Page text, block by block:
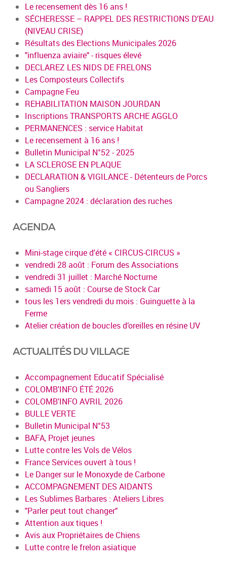
Le recensement dès 16 ans !
SÉCHERESSE – RAPPEL DES RESTRICTIONS D'EAU
(NIVEAU CRISE)
Résultats des Elections Municipales 2026
"influenza aviaire" - risques élevé
DECLAREZ LES NIDS DE FRELONS
Les Composteurs Collectifs
Campagne Feu
REHABILITATION MAISON JOURDAN
Inscriptions TRANSPORTS ARCHE AGGLO
PERMANENCES : service Habitat
Le recensement à 16 ans !
Bulletin Municipal N°52 - 2025
LA SCLEROSE EN PLAQUE
DECLARATION & VIGILANCE - Détenteurs de Porcs
ou Sangliers
Campagne 2024 : déclaration des ruches
AGENDA
Mini-stage cirque d'été « CIRCUS-CIRCUS »
vendredi 28 août : Forum des Associations
vendredi 31 juillet : Marché Nocturne
samedi 15 août : Course de Stock Car
tous les 1ers vendredi du mois : Guinguette à la
Ferme
Atelier création de boucles d’oreilles en résine UV
ACTUALITÉS DU VILLAGE
Accompagnement Educatif Spécialisé
COLOMB'INFO ÉTÉ 2026
COLOMB'INFO AVRIL 2026
BULLE VERTE
Bulletin Municipal N°53
BAFA, Projet jeunes
Lutte contre les Vols de Vélos
France Services ouvert à tous !
Le Danger sur le Monoxyde de Carbone
ACCOMPAGNEMENT DES AIDANTS
Les Sublimes Barbares : Ateliers Libres
"Parler peut tout changer"
Attention aux tiques !
Avis aux Propriétaires de Chiens
Lutte contre le frelon asiatique